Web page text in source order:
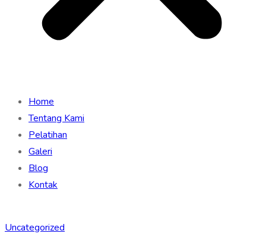
Home
Tentang Kami
Pelatihan
Galeri
Blog
Kontak
Uncategorized